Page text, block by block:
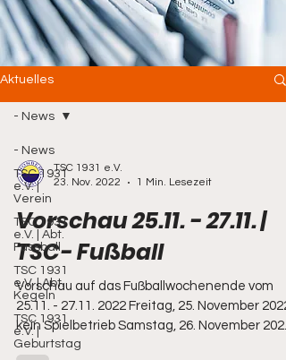
Aktuelles
- News
TSC 1931
e.V. |
Verein
TSC 1931
e.V. | Abt.
Fussball
TSC 1931
e.V. | Abt.
Kegeln
TSC 1931
e.V. |
Geburtstag
- News
TSC 1931 e.V.
23. Nov. 2022
1 Min. Lesezeit
Vorschau 25.11. - 27.11. |
TSC- Fußball
Vorschau auf das Fußballwochenende vom
25.11. - 27.11. 2022 Freitag, 25. November 2022
kein Spielbetrieb Samstag, 26. November 2022
10:30...